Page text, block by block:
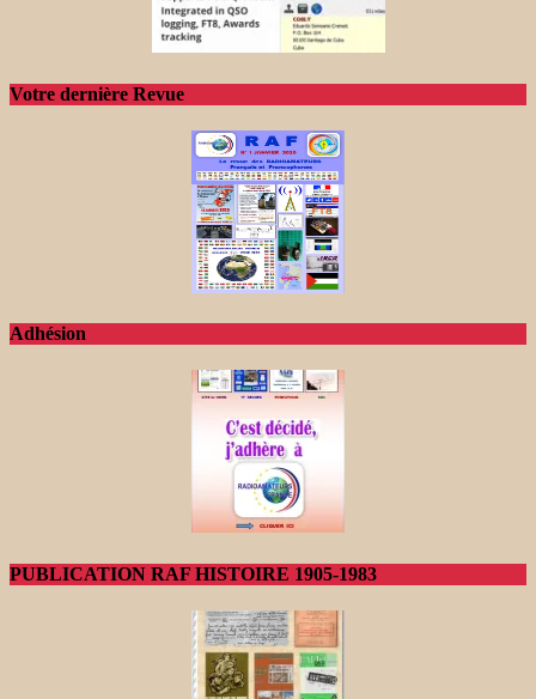
Votre dernière Revue
Adhésion
PUBLICATION RAF HISTOIRE 1905-1983